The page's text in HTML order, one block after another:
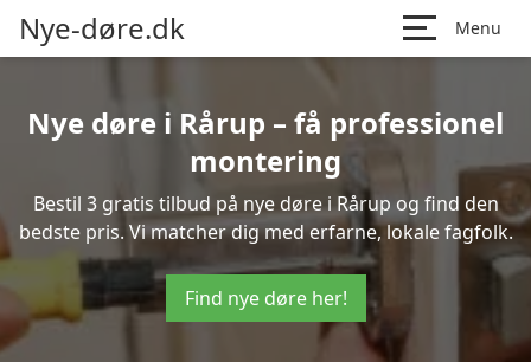
Nye-døre.dk Menu
Nye døre i Rårup – få professionel
montering
Bestil 3 gratis tilbud på nye døre i Rårup og find den
bedste pris. Vi matcher dig med erfarne, lokale fagfolk.
Find nye døre her!